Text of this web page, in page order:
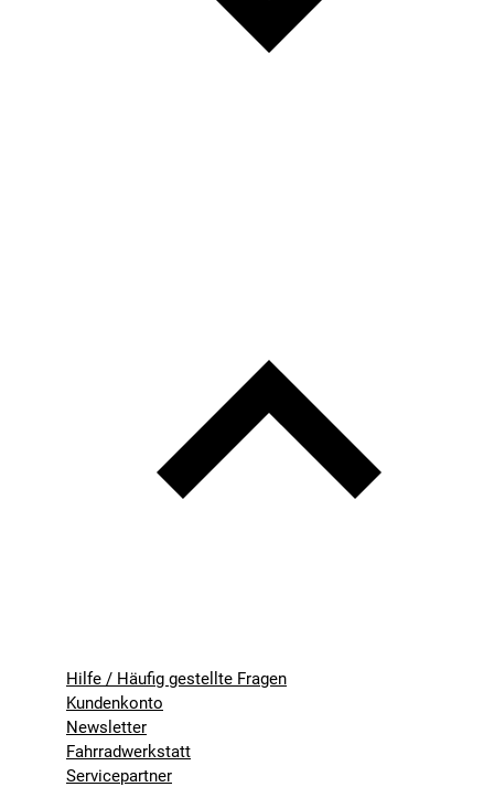
Hilfe / Häufig gestellte Fragen
Kundenkonto
Newsletter
Fahrradwerkstatt
Servicepartner